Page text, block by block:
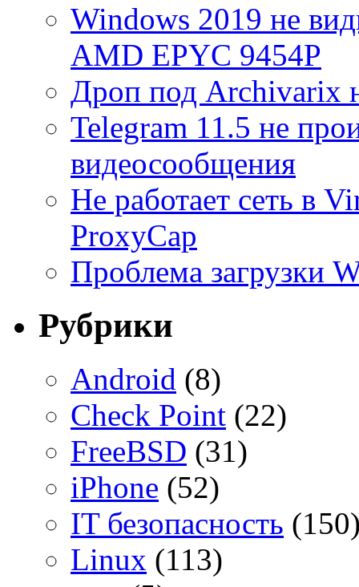
Windows 2019 не
AMD EPYC 9454P
Дроп под Archivarix
Telegram 11.5 не
видеосообщения
Не работает сеть в
ProxyCap
Проблема загрузки
Рубрики
Android (8)
Check Point (22)
FreeBSD (31)
iPhone (52)
IT безопасность
Linux (113)